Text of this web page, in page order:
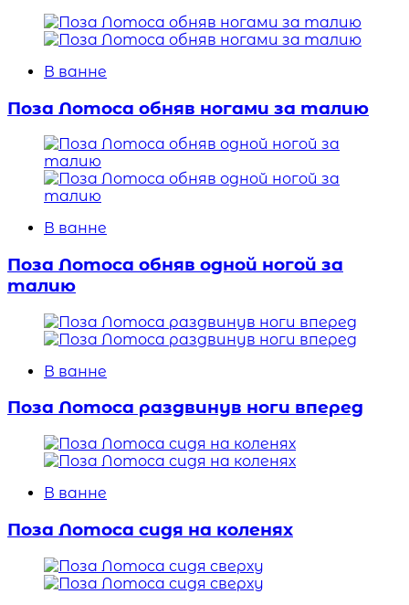
В ванне
Поза Лотоса обняв ногами за талию
В ванне
Поза Лотоса обняв одной ногой за
талию
В ванне
Поза Лотоса раздвинув ноги вперед
В ванне
Поза Лотоса сидя на коленях